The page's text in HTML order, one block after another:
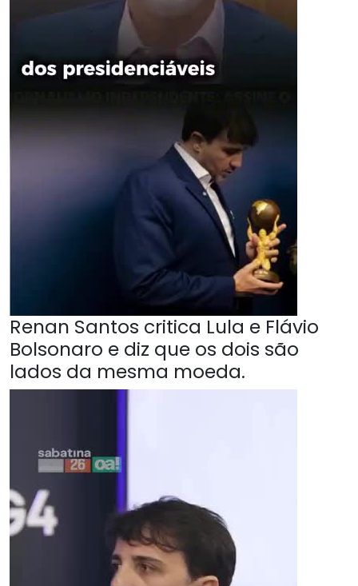
Renan Santos critica Lula e Flávio
Bolsonaro e diz que os dois são
lados da mesma moeda.